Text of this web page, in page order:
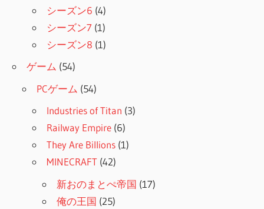
シーズン6 (4)
シーズン7 (1)
シーズン8 (1)
ゲーム (54)
PCゲーム (54)
Industries of Titan (3)
Railway Empire (6)
They Are Billions (1)
MINECRAFT (42)
新おのまとぺ帝国 (17)
俺の王国 (25)